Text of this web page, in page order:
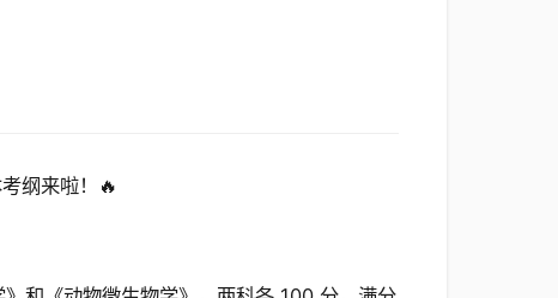
纲来啦！🔥